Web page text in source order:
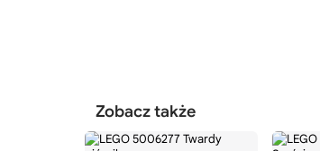
Zobacz także